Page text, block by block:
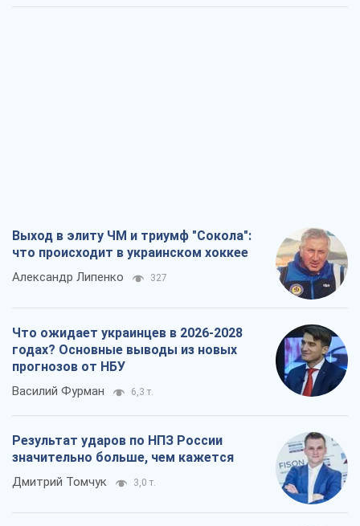
Выход в элиту ЧМ и триумф "Сокола":
что происходит в украинском хоккее
Александр Липенко 327
Что ожидает украинцев в 2026-2028
годах? Основные выводы из новых
прогнозов от НБУ
Василий Фурман 6,3 т.
Результат ударов по НПЗ России
значительно больше, чем кажется
Дмитрий Томчук 3,0 т.